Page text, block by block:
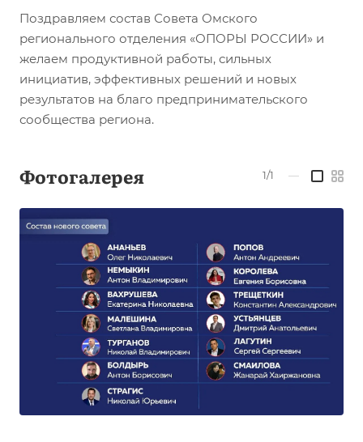
Поздравляем состав Совета Омского
регионального отделения «ОПОРЫ РОССИИ» и
желаем продуктивной работы, сильных
инициатив, эффективных решений и новых
результатов на благо предпринимательского
сообщества региона.
Фотогалерея 1/1 —